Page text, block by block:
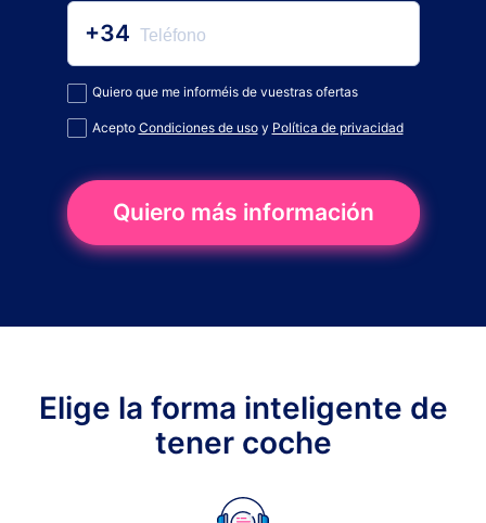
+34
Quiero que me informéis de vuestras ofertas
Acepto Condiciones de usoy Política de privacidad
Quiero más información
Elige la forma inteligente de
tener coche